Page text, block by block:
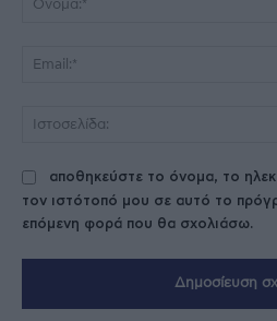
αποθηκεύστε το όνομα, το
τον ιστότοπό μου σε αυτό το
επόμενη φορά που θα σχολιάσω.